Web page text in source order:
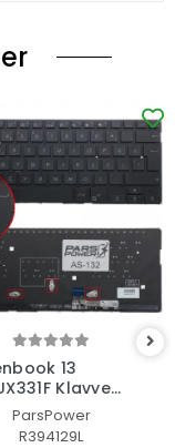
13
Klavye
TR)
ParsPower
R394129L